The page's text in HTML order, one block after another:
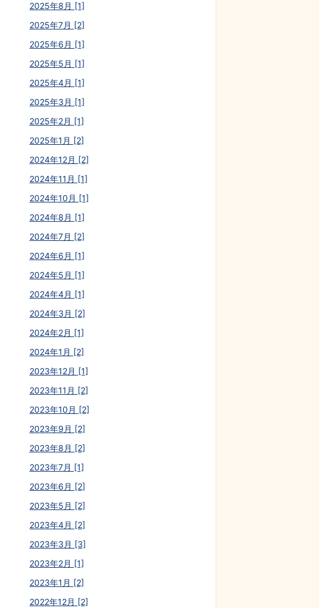
2025年8月 [1]
2025年7月 [2]
2025年6月 [1]
2025年5月 [1]
2025年4月 [1]
2025年3月 [1]
2025年2月 [1]
2025年1月 [2]
2024年12月 [2]
2024年11月 [1]
2024年10月 [1]
2024年8月 [1]
2024年7月 [2]
2024年6月 [1]
2024年5月 [1]
2024年4月 [1]
2024年3月 [2]
2024年2月 [1]
2024年1月 [2]
2023年12月 [1]
2023年11月 [2]
2023年10月 [2]
2023年9月 [2]
2023年8月 [2]
2023年7月 [1]
2023年6月 [2]
2023年5月 [2]
2023年4月 [2]
2023年3月 [3]
2023年2月 [1]
2023年1月 [2]
2022年12月 [2]